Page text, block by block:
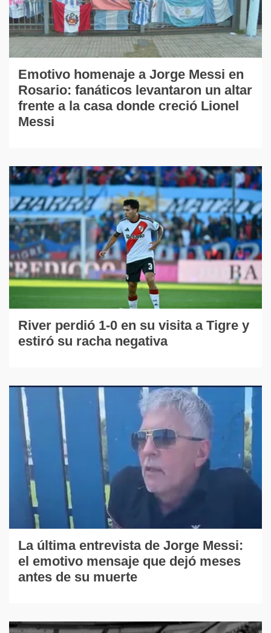
Emotivo homenaje a Jorge Messi en
Rosario: fanáticos levantaron un altar
frente a la casa donde creció Lionel
Messi
River perdió 1-0 en su visita a Tigre y
estiró su racha negativa
La última entrevista de Jorge Messi:
el emotivo mensaje que dejó meses
antes de su muerte